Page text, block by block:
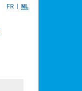
FR NL